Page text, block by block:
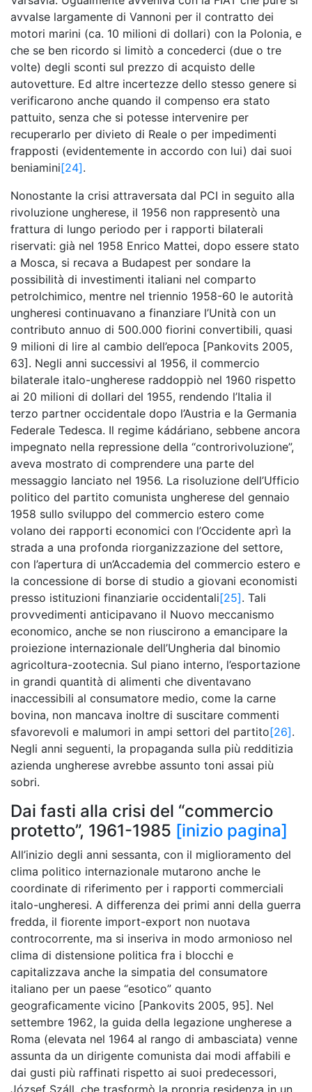
avvalse largamente di Vannoni per il contratto dei
motori marini (ca. 10 milioni di dollari) con la Polonia, e
che se ben ricordo si limitò a concederci (due o tre
volte) degli sconti sul prezzo di acquisto delle
autovetture. Ed altre incertezze dello stesso genere si
verificarono anche quando il compenso era stato
pattuito, senza che si potesse intervenire per
recuperarlo per divieto di Reale o per impedimenti
frapposti (evidentemente in accordo con lui) dai suoi
beniamini[24].
Nonostante la crisi attraversata dal PCI in seguito alla
rivoluzione ungherese, il 1956 non rappresentò una
frattura di lungo periodo per i rapporti bilaterali
riservati: già nel 1958 Enrico Mattei, dopo essere stato
a Mosca, si recava a Budapest per sondare la
possibilità di investimenti italiani nel comparto
petrolchimico, mentre nel triennio 1958-60 le autorità
ungheresi continuavano a finanziare l’Unità con un
contributo annuo di 500.000 fiorini convertibili, quasi
9 milioni di lire al cambio dell’epoca [Pankovits 2005,
63]. Negli anni successivi al 1956, il commercio
bilaterale italo-ungherese raddoppiò nel 1960 rispetto
ai 20 milioni di dollari del 1955, rendendo l’Italia il
terzo partner occidentale dopo l’Austria e la Germania
Federale Tedesca. Il regime kádáriano, sebbene ancora
impegnato nella repressione della “controrivoluzione”,
aveva mostrato di comprendere una parte del
messaggio lanciato nel 1956. La risoluzione dell’Ufficio
politico del partito comunista ungherese del gennaio
1958 sullo sviluppo del commercio estero come
volano dei rapporti economici con l’Occidente aprì la
strada a una profonda riorganizzazione del settore,
con l’apertura di un’Accademia del commercio estero e
la concessione di borse di studio a giovani economisti
presso istituzioni finanziarie occidentali[25]. Tali
provvedimenti anticipavano il Nuovo meccanismo
economico, anche se non riuscirono a emancipare la
proiezione internazionale dell’Ungheria dal binomio
agricoltura-zootecnia. Sul piano interno, l’esportazione
in grandi quantità di alimenti che diventavano
inaccessibili al consumatore medio, come la carne
bovina, non mancava inoltre di suscitare commenti
sfavorevoli e malumori in ampi settori del partito[26].
Negli anni seguenti, la propaganda sulla più redditizia
azienda ungherese avrebbe assunto toni assai più
sobri.
Dai fasti alla crisi del “commercio
protetto”, 1961-1985 [inizio pagina]
All’inizio degli anni sessanta, con il miglioramento del
clima politico internazionale mutarono anche le
coordinate di riferimento per i rapporti commerciali
italo-ungheresi. A differenza dei primi anni della guerra
fredda, il fiorente import-export non nuotava
controcorrente, ma si inseriva in modo armonioso nel
clima di distensione politica fra i blocchi e
capitalizzava anche la simpatia del consumatore
italiano per un paese “esotico” quanto
geograficamente vicino [Pankovits 2005, 95]. Nel
settembre 1962, la guida della legazione ungherese a
Roma (elevata nel 1964 al rango di ambasciata) venne
assunta da un dirigente comunista dai modi affabili e
dai gusti più raffinati rispetto ai suoi predecessori,
József Száll, che trasformò la propria residenza in un